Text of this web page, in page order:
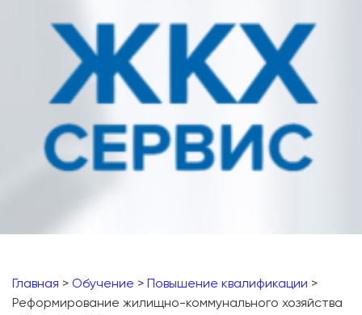
Главная > Обучение > Повышение квалификации >
Реформирование жилищно-коммунального хозяйства